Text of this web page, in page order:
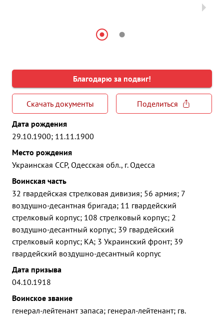
Благодарю за подвиг!
Скачать документы
Поделиться
Дата рождения
29.10.1900; 11.11.1900
Место рождения
Украинская ССР, Одесская обл., г. Одесса
Воинская часть
32 гвардейская стрелковая дивизия; 56 армия; 7
воздушно-десантная бригада; 11 гвардейский
стрелковый корпус; 108 стрелковый корпус; 2
воздушно-десантный корпус; 39 гвардейский
стрелковый корпус; КА; 3 Украинский фронт; 39
гвардейский воздушно-десантный корпус
Дата призыва
04.10.1918
Воинское звание
генерал-лейтенант запаса; генерал-лейтенант; гв.